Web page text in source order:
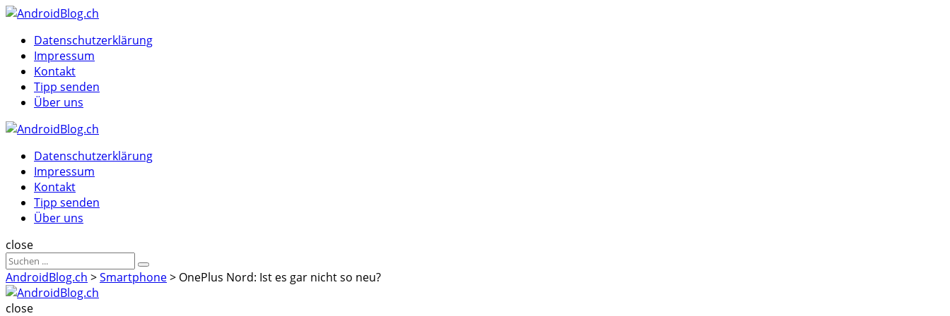
Menu
MenuDatenschutzerklärung
Impressum
Kontakt
Tipp senden
Über uns
Datenschutzerklärung
Impressum
Kontakt
Tipp senden
Über uns
Suche
close
Sucheergebnisse
für
Suche
AndroidBlog.ch >Smartphone> OnePlus Nord: Ist es gar nicht so neu?
close